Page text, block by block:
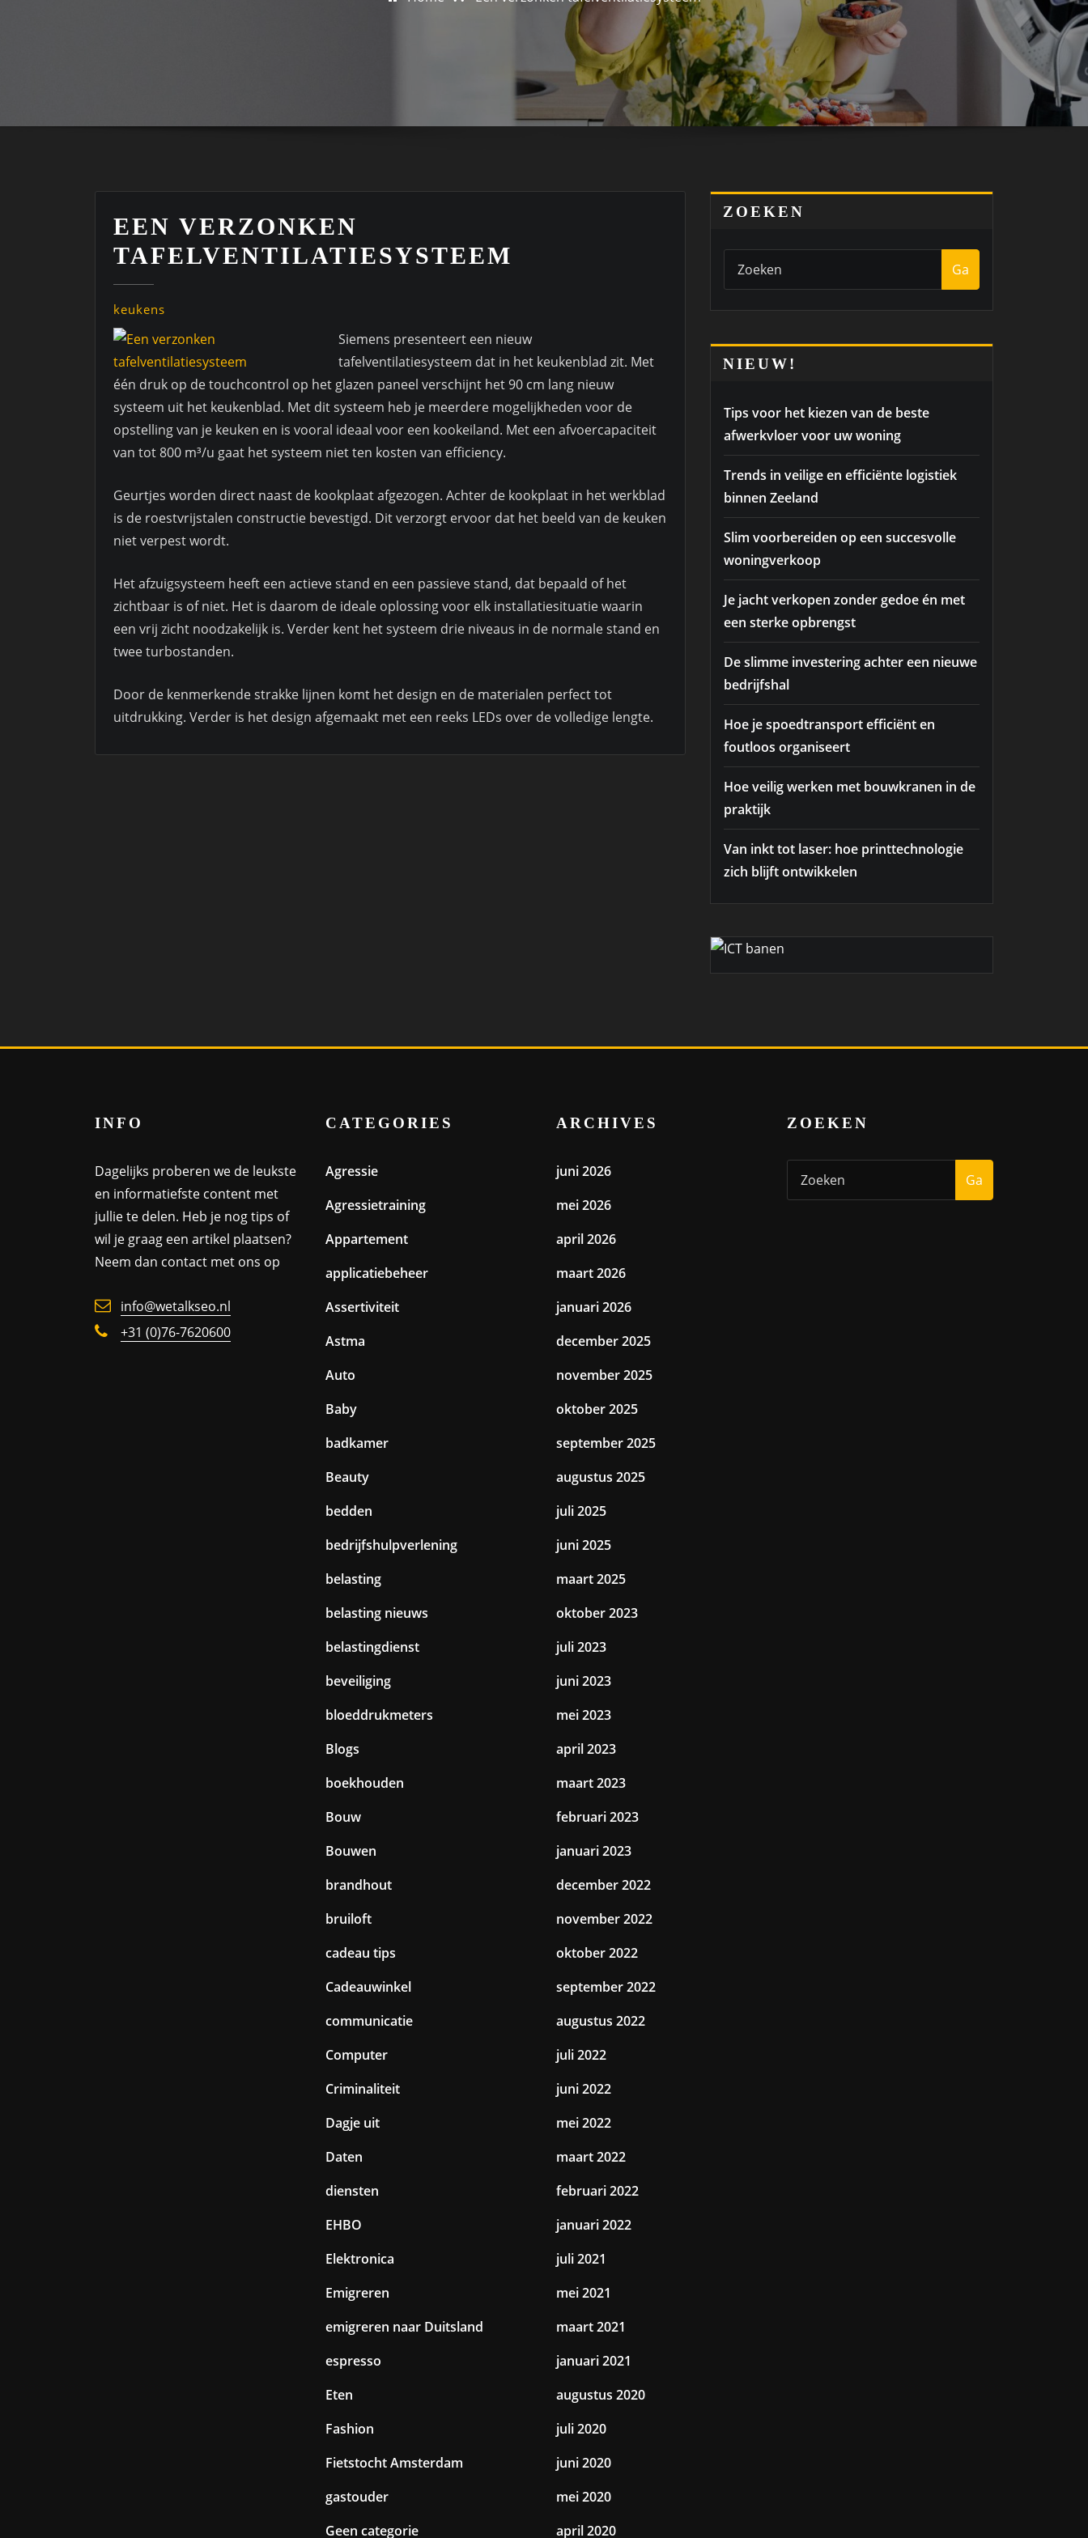
EEN VERZONKEN
TAFELVENTILATIESYSTEEM
keukens
Siemens presenteert een nieuw
tafelventilatiesysteem dat in het keukenblad zit. Met
één druk op de touchcontrol op het glazen paneel verschijnt het 90 cm lang nieuw
systeem uit het keukenblad. Met dit systeem heb je meerdere mogelijkheden voor de
opstelling van je keuken en is vooral ideaal voor een kookeiland. Met een afvoercapaciteit
van tot 800 m³/u gaat het systeem niet ten kosten van efficiency.
Geurtjes worden direct naast de kookplaat afgezogen. Achter de kookplaat in het werkblad
is de roestvrijstalen constructie bevestigd. Dit verzorgt ervoor dat het beeld van de keuken
niet verpest wordt.
Het afzuigsysteem heeft een actieve stand en een passieve stand, dat bepaald of het
zichtbaar is of niet. Het is daarom de ideale oplossing voor elk installatiesituatie waarin
een vrij zicht noodzakelijk is. Verder kent het systeem drie niveaus in de normale stand en
twee turbostanden.
Door de kenmerkende strakke lijnen komt het design en de materialen perfect tot
uitdrukking. Verder is het design afgemaakt met een reeks LEDs over de volledige lengte.
ZOEKEN
Ga
NIEUW!
Tips voor het kiezen van de beste
afwerkvloer voor uw woning
Trends in veilige en efficiënte logistiek
binnen Zeeland
Slim voorbereiden op een succesvolle
woningverkoop
Je jacht verkopen zonder gedoe én met
een sterke opbrengst
De slimme investering achter een nieuwe
bedrijfshal
Hoe je spoedtransport efficiënt en
foutloos organiseert
Hoe veilig werken met bouwkranen in de
praktijk
Van inkt tot laser: hoe printtechnologie
zich blijft ontwikkelen
INFO
Dagelijks proberen we de leukste
en informatiefste content met
jullie te delen. Heb je nog tips of
wil je graag een artikel plaatsen?
Neem dan contact met ons op
info@wetalkseo.nl
+31 (0)76-7620600
CATEGORIES
Agressie
Agressietraining
Appartement
applicatiebeheer
Assertiviteit
Astma
Auto
Baby
badkamer
Beauty
bedden
bedrijfshulpverlening
belasting
belasting nieuws
belastingdienst
beveiliging
bloeddrukmeters
Blogs
boekhouden
Bouw
Bouwen
brandhout
bruiloft
cadeau tips
Cadeauwinkel
communicatie
Computer
Criminaliteit
Dagje uit
Daten
diensten
EHBO
Elektronica
Emigreren
emigreren naar Duitsland
espresso
Eten
Fashion
Fietstocht Amsterdam
gastouder
Geen categorie
ARCHIVES
juni 2026
mei 2026
april 2026
maart 2026
januari 2026
december 2025
november 2025
oktober 2025
september 2025
augustus 2025
juli 2025
juni 2025
maart 2025
oktober 2023
juli 2023
juni 2023
mei 2023
april 2023
maart 2023
februari 2023
januari 2023
december 2022
november 2022
oktober 2022
september 2022
augustus 2022
juli 2022
juni 2022
mei 2022
maart 2022
februari 2022
januari 2022
juli 2021
mei 2021
maart 2021
januari 2021
augustus 2020
juli 2020
juni 2020
mei 2020
april 2020
ZOEKEN
Ga